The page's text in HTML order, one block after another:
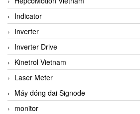
Indicator
Inverter
Inverter Drive
Kinetrol Vietnam
Laser Meter
Máy đóng đai Signode
monitor